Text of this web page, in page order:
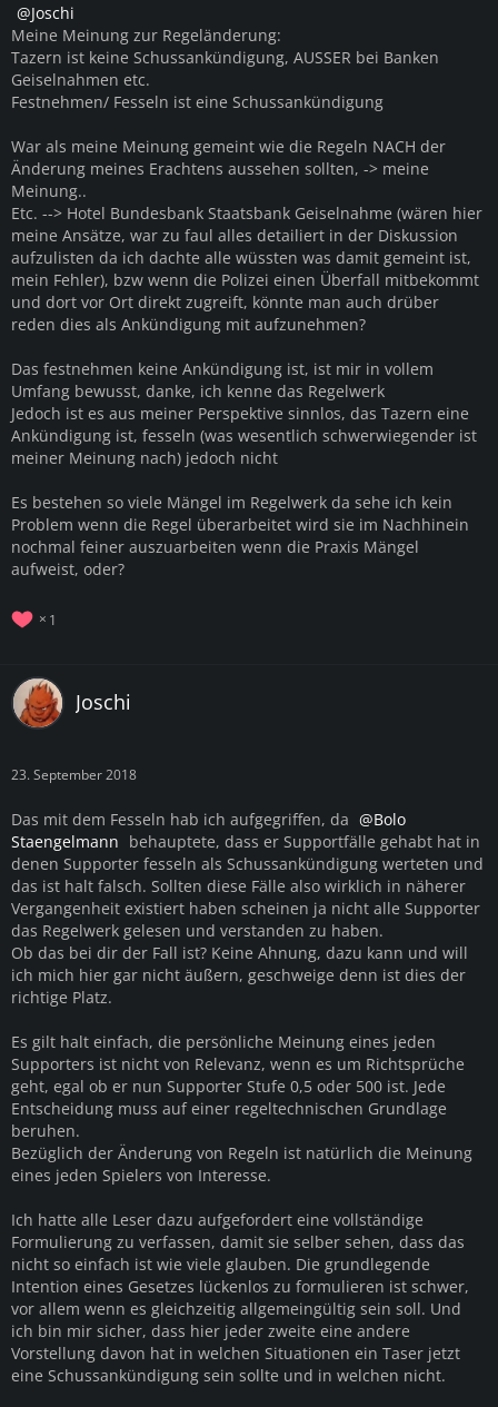
Joschi
Meine Meinung zur Regeländerung:
Tazern ist keine Schussankündigung, AUSSER bei Banken
Geiselnahmen etc.
Festnehmen/ Fesseln ist eine Schussankündigung
War als meine Meinung gemeint wie die Regeln NACH der
Änderung meines Erachtens aussehen sollten, -> meine
Meinung..
Etc. --> Hotel Bundesbank Staatsbank Geiselnahme (wären hier
meine Ansätze, war zu faul alles detailiert in der Diskussion
aufzulisten da ich dachte alle wüssten was damit gemeint ist,
mein Fehler), bzw wenn die Polizei einen Überfall mitbekommt
und dort vor Ort direkt zugreift, könnte man auch drüber
reden dies als Ankündigung mit aufzunehmen?
Das festnehmen keine Ankündigung ist, ist mir in vollem
Umfang bewusst, danke, ich kenne das Regelwerk
Jedoch ist es aus meiner Perspektive sinnlos, das Tazern eine
Ankündigung ist, fesseln (was wesentlich schwerwiegender ist
meiner Meinung nach) jedoch nicht
Es bestehen so viele Mängel im Regelwerk da sehe ich kein
Problem wenn die Regel überarbeitet wird sie im Nachhinein
nochmal feiner auszuarbeiten wenn die Praxis Mängel
aufweist, oder?
1
Joschi
23. September 2018
Das mit dem Fesseln hab ich aufgegriffen, da
Bolo
Staengelmann behauptete, dass er Supportfälle gehabt hat in
denen Supporter fesseln als Schussankündigung werteten und
das ist halt falsch. Sollten diese Fälle also wirklich in näherer
Vergangenheit existiert haben scheinen ja nicht alle Supporter
das Regelwerk gelesen und verstanden zu haben.
Ob das bei dir der Fall ist? Keine Ahnung, dazu kann und will
ich mich hier gar nicht äußern, geschweige denn ist dies der
richtige Platz.
Es gilt halt einfach, die persönliche Meinung eines jeden
Supporters ist nicht von Relevanz, wenn es um Richtsprüche
geht, egal ob er nun Supporter Stufe 0,5 oder 500 ist. Jede
Entscheidung muss auf einer regeltechnischen Grundlage
beruhen.
Bezüglich der Änderung von Regeln ist natürlich die Meinung
eines jeden Spielers von Interesse.
Ich hatte alle Leser dazu aufgefordert eine vollständige
Formulierung zu verfassen, damit sie selber sehen, dass das
nicht so einfach ist wie viele glauben. Die grundlegende
Intention eines Gesetzes lückenlos zu formulieren ist schwer,
vor allem wenn es gleichzeitig allgemeingültig sein soll. Und
ich bin mir sicher, dass hier jeder zweite eine andere
Vorstellung davon hat in welchen Situationen ein Taser jetzt
eine Schussankündigung sein sollte und in welchen nicht.